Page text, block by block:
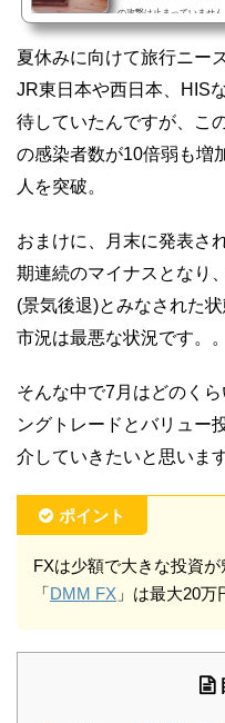
の攻撃は止まっていませ
を願うばかりです。。6月
でした。一時は投資をす
かりでまだまだ下がりそ
夏休みに向けて旅行ニー
JR東日本や西日本、HIS
待していたんですが、こ
の感染者数が10倍弱も増
人を突破。
おまけに、月末に発表さ
期連続のマイナスとなり
(景気後退)とみなされた状
市況は最悪な状況です。。
そんな中で7月はどのく
ングトレードとバリュー
介していきたいと思います
ポイント
FXは少額で大きな投資が
「DMM FX 」は最大20万